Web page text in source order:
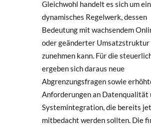
Gleichwohl handelt es sich um ein
dynamisches Regelwerk, dessen
Bedeutung mit wachsendem
oder geänderter Umsatzstruktur
zunehmen kann. Für die
ergeben sich daraus neue
Abgrenzungsfragen sowie
Anforderungen an Datenqualität
Systemintegration, die bereits
mitbedacht werden sollten. Die